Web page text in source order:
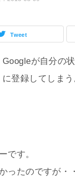
Tweet
Googleが自分の
に登録してしまう
です。
ったのですが・